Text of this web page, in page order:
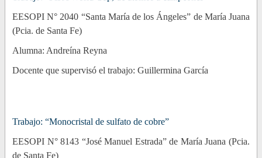
EESOPI N° 2040 “Santa María de los Ángeles” de María Juana
(Pcia. de Santa Fe)
Alumna: Andreína Reyna
Docente que supervisó el trabajo: Guillermina García
Trabajo: “Monocristal de sulfato de cobre”
EESOPI N° 8143 “José Manuel Estrada” de María Juana (Pcia.
de Santa Fe)